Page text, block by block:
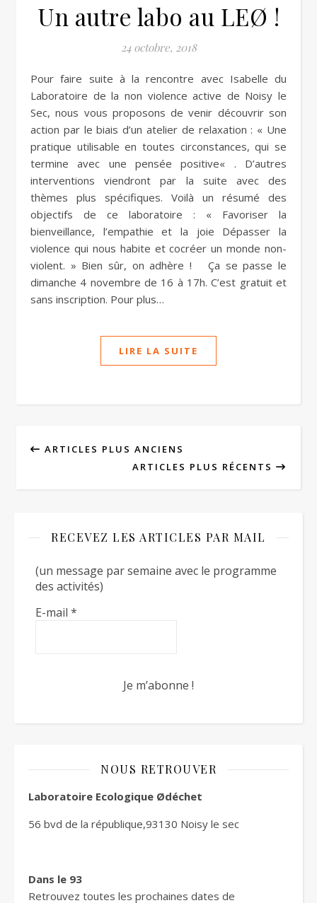
Un autre labo au LEØ !
24 octobre, 2018
Pour faire suite à la rencontre avec Isabelle du
Laboratoire de la non violence active de Noisy le
Sec, nous vous proposons de venir découvrir son
action par le biais d’un atelier de relaxation : « Une
pratique utilisable en toutes circonstances, qui se
termine avec une pensée positive« . D’autres
interventions viendront par la suite avec des
thèmes plus spécifiques. Voilà un résumé des
objectifs de ce laboratoire : « Favoriser la
bienveillance, l’empathie et la joie Dépasser la
violence qui nous habite et cocréer un monde non-
violent. » Bien sûr, on adhère ! Ça se passe le
dimanche 4 novembre de 16 à 17h. C’est gratuit et
sans inscription. Pour plus…
LIRE LA SUITE
ARTICLES PLUS ANCIENS
ARTICLES PLUS RÉCENTS
RECEVEZ LES ARTICLES PAR MAIL
(un message par semaine avec le programme
des activités)
E-mail *
NOUS RETROUVER
Laboratoire Ecologique Ødéchet
56 bvd de la république,93130 Noisy le sec
Dans le 93
Retrouvez toutes les prochaines dates de